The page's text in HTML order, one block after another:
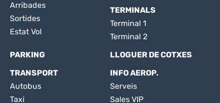
Arribades
Sortides
Estat Vol
TERMINALS
Terminal 1
Terminal 2
PARKING
LLOGUER DE COTXES
TRANSPORT
Autobus
Taxi
INFO AEROP.
Serveis
Sales VIP